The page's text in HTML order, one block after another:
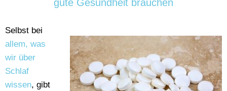
gute Gesundheit brauchen
Selbst bei
allem, was
wir über
Schlaf
wissen, gibt